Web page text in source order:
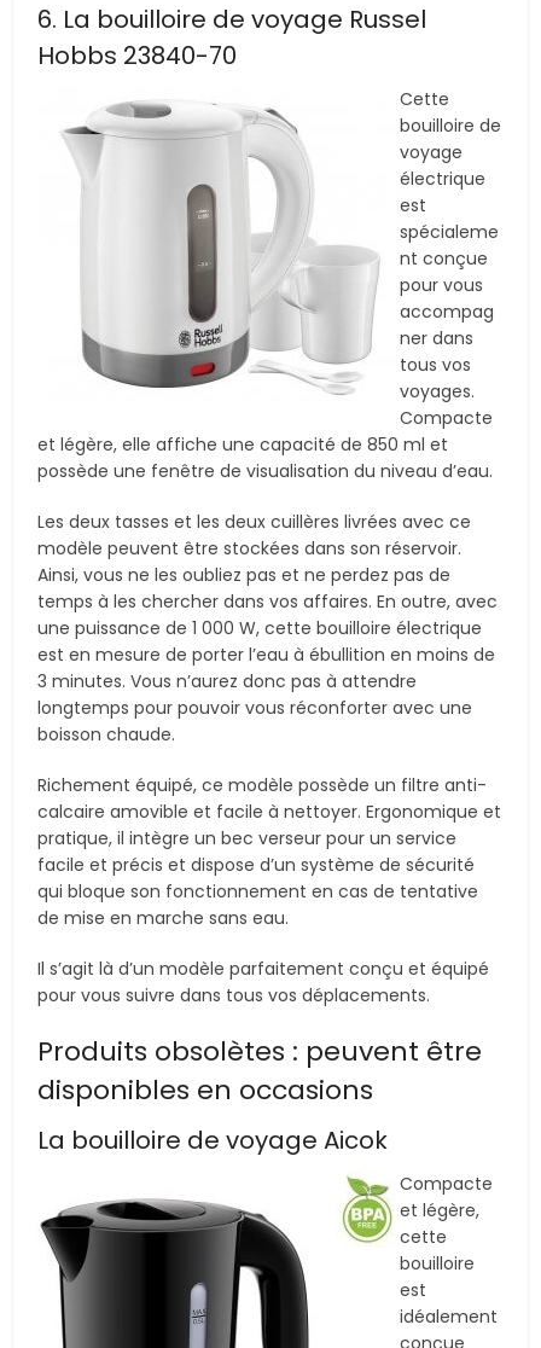
6. La bouilloire de voyage Russel
Hobbs 23840-70
Cette
bouilloire de
voyage
électrique
est
spécialeme
nt conçue
pour vous
accompag
ner dans
tous vos
voyages.
Compacte
et légère, elle affiche une capacité de 850 ml et
possède une fenêtre de visualisation du niveau d’eau.
Les deux tasses et les deux cuillères livrées avec ce
modèle peuvent être stockées dans son réservoir.
Ainsi, vous ne les oubliez pas et ne perdez pas de
temps à les chercher dans vos affaires. En outre, avec
une puissance de 1 000 W, cette bouilloire électrique
est en mesure de porter l’eau à ébullition en moins de
3 minutes. Vous n’aurez donc pas à attendre
longtemps pour pouvoir vous réconforter avec une
boisson chaude.
Richement équipé, ce modèle possède un filtre anti-
calcaire amovible et facile à nettoyer. Ergonomique et
pratique, il intègre un bec verseur pour un service
facile et précis et dispose d’un système de sécurité
qui bloque son fonctionnement en cas de tentative
de mise en marche sans eau.
Il s’agit là d’un modèle parfaitement conçu et équipé
pour vous suivre dans tous vos déplacements.
Produits obsolètes : peuvent être
disponibles en occasions
La bouilloire de voyage Aicok
Compacte
et légère,
cette
bouilloire
est
idéalement
conçue